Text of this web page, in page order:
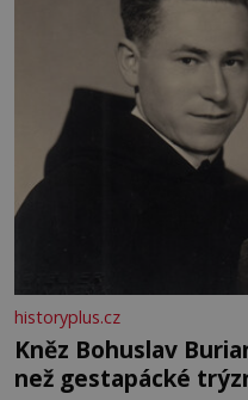
historyplus.cz
Kněz Bohuslav
než gestapácké